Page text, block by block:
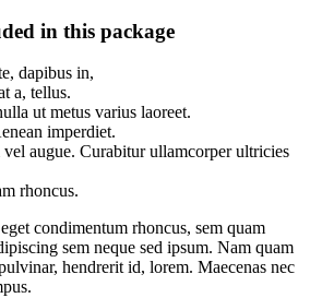
in this package
dapibus in,
a, tellus.
ut metus varius laoreet.
imperdiet.
augue. Curabitur ullamcorper ultricies
rhoncus.
condimentum rhoncus, sem quam
sem neque sed ipsum. Nam quam
hendrerit id, lorem. Maecenas nec